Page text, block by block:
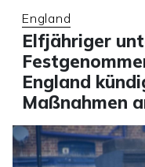
England
Elfjähriger
England
Maßnahmen